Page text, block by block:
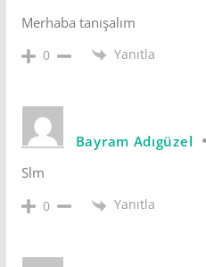
Merhaba tanışalım
0 Yanıtla
Bayram Adıgüzel
Slm
0 Yanıtla